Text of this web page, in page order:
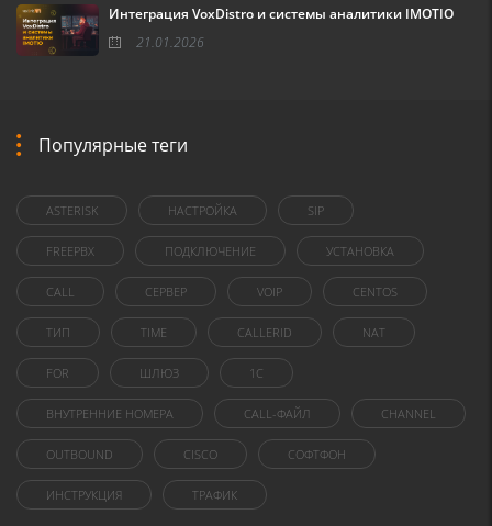
Интеграция VoxDistro и системы аналитики IMOTIO
21.01.2026
Популярные теги
ASTERISK НАСТРОЙКА SIP
FREEPBX ПОДКЛЮЧЕНИЕ УСТАНОВКА
CALL СЕРВЕР VOIP CENTOS
ТИП TIME CALLERID NAT
FOR ШЛЮЗ 1C
ВНУТРЕННИЕ НОМЕРА CALL-ФАЙЛ CHANNEL
OUTBOUND CISCO СОФТФОН
ИНСТРУКЦИЯ ТРАФИК